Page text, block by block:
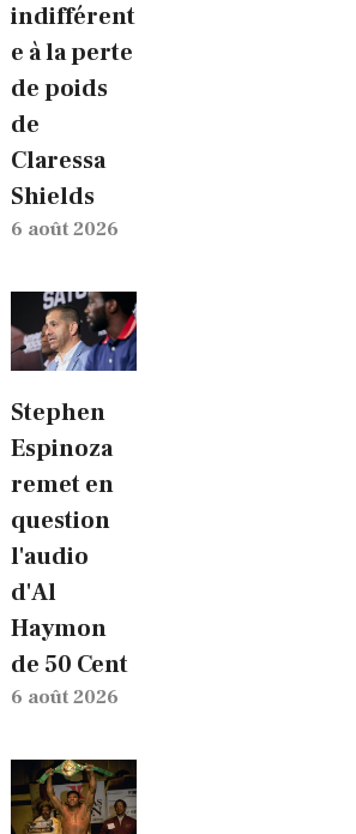
indifférent
e à la perte
de poids
de
Claressa
Shields
6 août 2026
Stephen
Espinoza
remet en
question
l'audio
d'Al
Haymon
de 50 Cent
6 août 2026